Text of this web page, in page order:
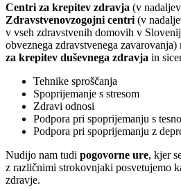
Centri za krepitev zdravja (v
Zdravstvenovzogojni centri (v
v vseh zdravstvenih domovih v
obveznega zdravstvenega zavarovanja)
za krepitev duševnega zdravja in
Tehnike sproščanja
Spoprijemanje s stresom
Zdravi odnosi
Podpora pri spoprijemanju s
Podpora pri spoprijemanju z
Nudijo nam tudi pogovorne ure, kjer
z različnimi strokovnjaki posvetujemo
zdravje.